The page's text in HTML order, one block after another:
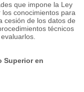
que impone la Ley
conocimientos para
cesión de los datos de
técnicos
Superior en